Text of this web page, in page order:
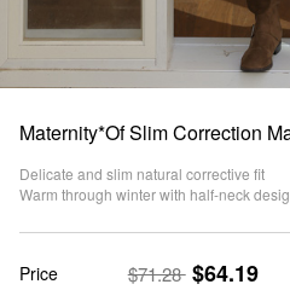
Maternity*Of Slim Correction
Delicate and slim natural corrective fit
Warm through winter with half-neck
Price $71.28 $64.19